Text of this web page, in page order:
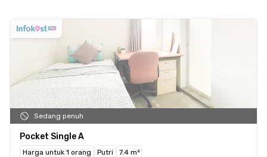
Sedang penuh
Pocket Single A
Harga untuk 1 orang Putri
7.4 m²